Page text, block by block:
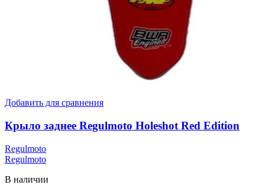
Добавить для сравнения
Крыло заднее Regulmoto Holeshot Red Edition
Regulmoto
Regulmoto
В наличии